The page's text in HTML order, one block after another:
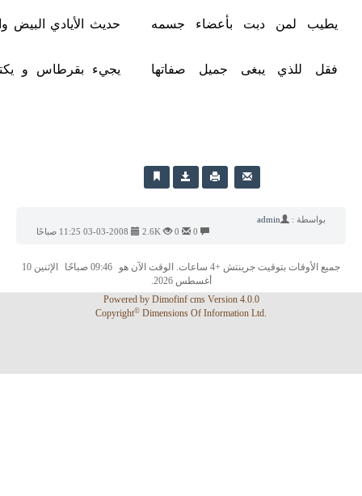
بأعضاء جسمه حديث الأيادي البيض والمجد والبذل
جميل صفاتها يجيء بقرطاس و يكتب ما أملي
ساعات. الوقت الآن هو 09:46 صباحًا
الإثنين 10
Powered byDimofinf cms
Copyright©Dimensions Of Information Ltd.